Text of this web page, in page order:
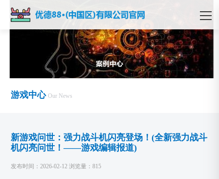
游戏中心 Our News
新游戏问世：强力战斗机闪亮登场！(全新强力战斗
机闪亮问世！——游戏编辑报道)
发布时间：2026-02-12 浏览量：815